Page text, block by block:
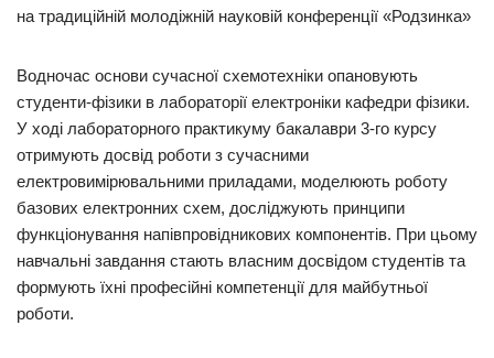
на традиційній молодіжній науковій конференції «Родзинка»
Водночас основи сучасної схемотехніки опановують
студенти-фізики в лабораторії електроніки кафедри фізики.
У ході лабораторного практикуму бакалаври 3-го курсу
отримують досвід роботи з сучасними
електровимірювальними приладами, моделюють роботу
базових електронних схем, досліджують принципи
функціонування напівпровідникових компонентів. При цьому
навчальні завдання стають власним досвідом студентів та
формують їхні професійні компетенції для майбутньої
роботи.